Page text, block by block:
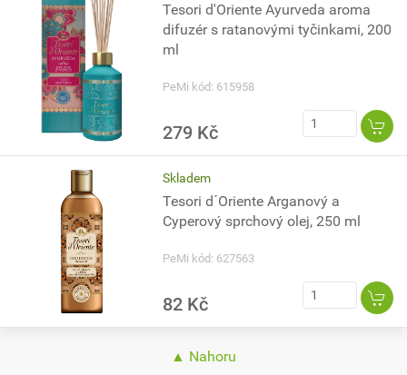
Tesori d'Oriente Ayurveda aroma
difuzér s ratanovými tyčinkami, 200
ml
PeMi kód: 615958
279 Kč
Skladem
Tesori d´Oriente Arganový a
Cyperový sprchový olej, 250 ml
PeMi kód: 627563
82 Kč
▲ Nahoru